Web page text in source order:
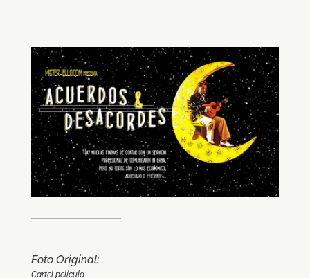
Foto Original:
Cartel película